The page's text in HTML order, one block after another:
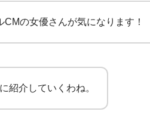
CMの女優さんが気になります！
紹介していくわね。